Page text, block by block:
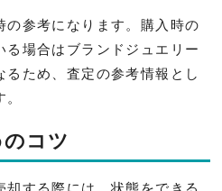
の参考になります。購入時の
場合はブランドジュエリー
るため、査定の参考情報とし
コツ
する際には、状態をできる